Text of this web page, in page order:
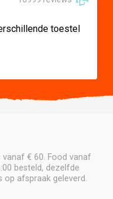
toestel
vanaf € 60. Food vanaf
besteld, dezelfde
op afspraak geleverd.